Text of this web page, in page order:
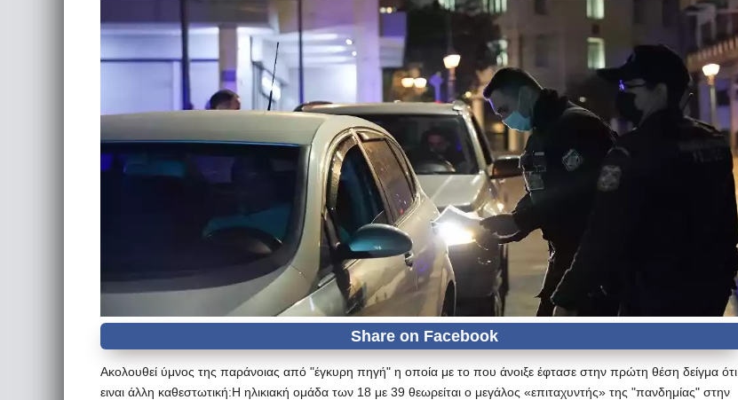
Ακολουθεί ύμνος της παράνοιας από "έγκυρη πηγή" η οποία με το που άνοιξε έφτασε στην πρώτη θέση δείγμα ότι
ειναι άλλη καθεστωτική:Η ηλικιακή ομάδα των 18 με 39 θεωρείται ο μεγάλος «επιταχυντής» της "πανδημίας" στην